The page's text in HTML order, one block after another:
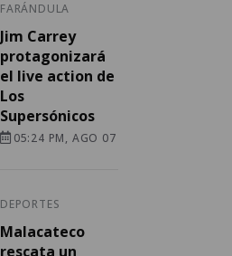
FARÁNDULA
Jim Carrey
protagonizará
el live action de
Los
Supersónicos
05:24 PM, AGO 07
DEPORTES
Malacateco
rescata un